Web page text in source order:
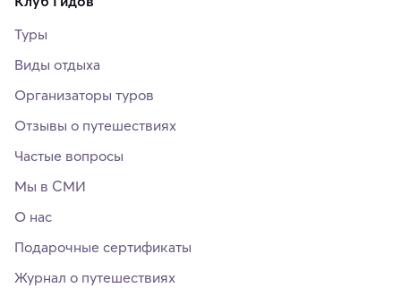
Туры
Виды отдыха
Организаторы туров
Отзывы о путешествиях
Частые вопросы
Мы в СМИ
О нас
Подарочные сертификаты
Журнал о путешествиях